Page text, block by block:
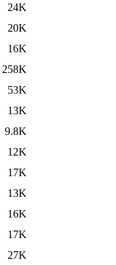
24K
20K
16K
258K
53K
13K
9.8K
12K
17K
13K
16K
17K
27K